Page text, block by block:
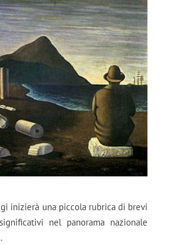
inizierà una piccola rubrica di brevi
nel panorama nazionale